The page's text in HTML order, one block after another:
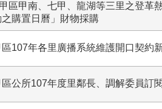
甲區甲南、七甲、龍湖等三里之登革
購置日曆」財物採購
107年各里廣播系統維護開口契約
公所107年度里鄰長、調解委員訂